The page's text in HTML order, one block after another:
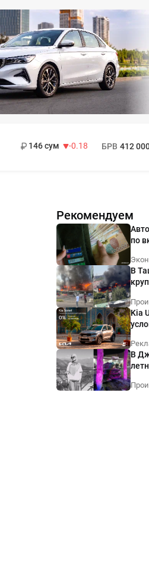
146 сум
-0.18
БРВ 412
Рекомендуем
по
В
Kia
В